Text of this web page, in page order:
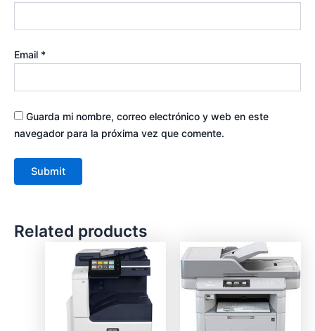
Email *
Guarda mi nombre, correo electrónico y web en este
navegador para la próxima vez que comente.
Related products